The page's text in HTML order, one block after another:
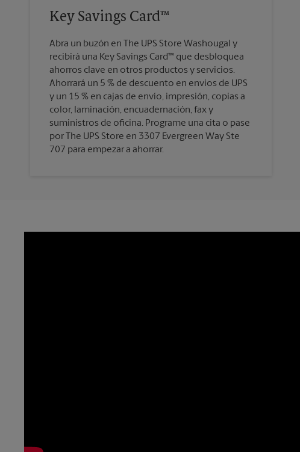
Key Savings Card™
Abra un buzón en The UPS Store Washougal y
recibirá una Key Savings Card™ que desbloquea
ahorros clave en otros productos y servicios.
Ahorrará un 5 % de descuento en envíos de UPS
y un 15 % en cajas de envío, impresión, copias a
color, laminación, encuadernación, fax y
suministros de oficina. Programe una cita o pase
por The UPS Store en 3307 Evergreen Way Ste
707 para empezar a ahorrar.